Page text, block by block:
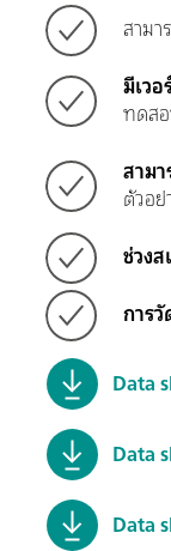
สามา
มีเว
ทดส
สาม
ตัวอ
ช่วง
การ
Data
Data
Data